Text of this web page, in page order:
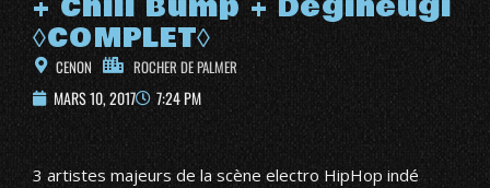
◊COMPLET◊
CENON ROCHER DE PALMER
MARS 10, 2017 7:24 PM
3 artistes majeurs de la scène electro HipHop indé